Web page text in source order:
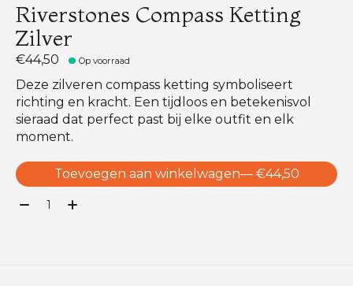
Riverstones Compass Ketting
Zilver
€44,50 Op voorraad
Deze zilveren compass ketting symboliseert
richting en kracht. Een tijdloos en betekenisvol
sieraad dat perfect past bij elke outfit en elk
moment.
Toevoegen aan winkelwagen
— €44,50
Aantal: